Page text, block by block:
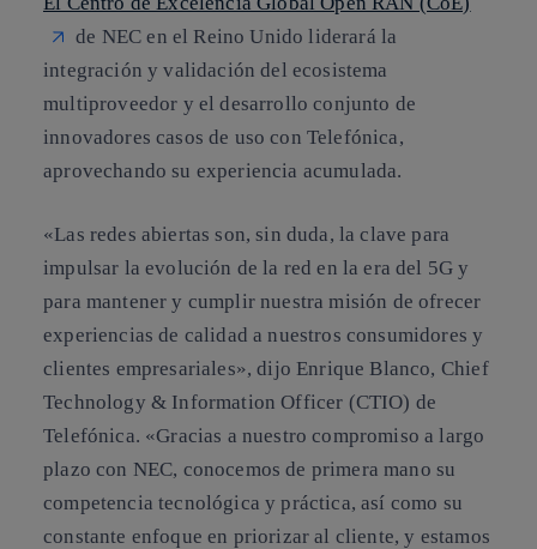
de NEC en el Reino Unido liderará la
integración y validación del ecosistema
multiproveedor y el desarrollo conjunto de
innovadores casos de uso con Telefónica,
aprovechando su experiencia acumulada.
«Las redes abiertas son, sin duda, la clave para
impulsar la evolución de la red en la era del 5G y
para mantener y cumplir nuestra misión de ofrecer
experiencias de calidad a nuestros consumidores y
clientes empresariales», dijo Enrique Blanco, Chief
Technology & Information Officer (CTIO) de
Telefónica. «Gracias a nuestro compromiso a largo
plazo con NEC, conocemos de primera mano su
competencia tecnológica y práctica, así como su
constante enfoque en priorizar al cliente, y estamos